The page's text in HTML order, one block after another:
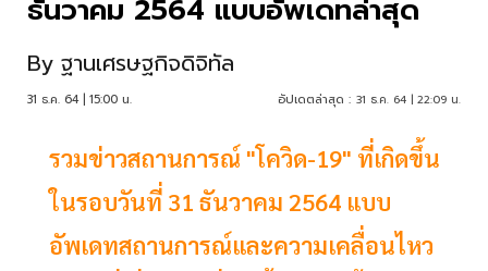
ธันวาคม 2564 แบบอัพเดทล่าสุด
By ฐานเศรษฐกิจดิจิทัล
31 ธ.ค. 64 | 15:00 น. อัปเดตล่าสุด : 31 ธ.ค. 64 | 22:09 น.
รวมข่าวสถานการณ์ "โควิด-19" ที่เกิดขึ้น
ในรอบวันที่ 31 ธันวาคม 2564 แบบ
อัพเดทสถานการณ์และความเคลื่อนไหว